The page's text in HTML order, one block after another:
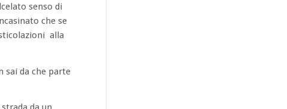
senso di
che se
alla
sai da che parte